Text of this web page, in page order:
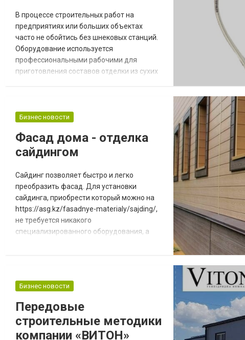
В процессе строительных работ на
предприятиях или больших объектах
часто не обойтись без шнековых станций.
Оборудование используется
профессиональными рабочими для
приготовления составов отделки из сухих
приобрести такое оборудование по
поможет ускорить работу и сделать ее
более качественно. Как работает
Бизнес новости
Фасад дома - отделка
сайдингом
Сайдинг позволяет быстро и легко
преобразить фасад. Для установки
сайдинга, приобрести который можно на
https://asg.kz/fasadnye-materialy/sajding/,
не требуется никакого
специализированного оборудования, а
поддерживать дом в хорошем состоянии.
фасаду здания, который подвергае...
Бизнес новости
Передовые
строительные методики
компании «ВИТОН»